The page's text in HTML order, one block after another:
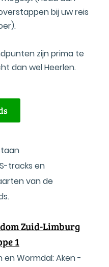
bij uw reis
zijn prima te
dan wel Heerlen.
tracks en
van de
Zuid-Limburg
1
en Wormdal: Aken -